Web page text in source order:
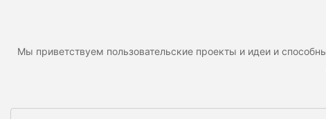
Мы приветствуем пользовательские проекты и идеи и